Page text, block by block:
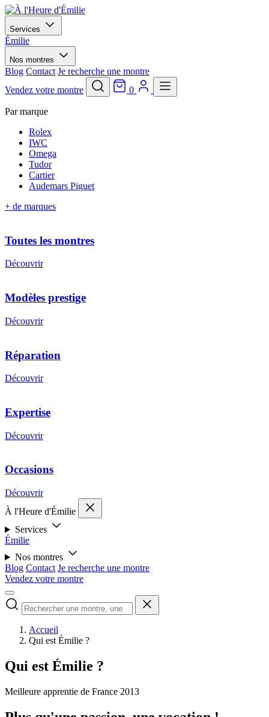
Services
Émilie
Nos montres
Blog Contact Je recherche une montre
Vendez votre montre
0
Par marque
Rolex
IWC
Omega
Tudor
Cartier
Audemars Piguet
+ de marques
Toutes les montres
Découvrir
Modèles prestige
Découvrir
Réparation
Découvrir
Expertise
Découvrir
Occasions
Découvrir
À l'Heure d'Émilie
Services
Émilie
Nos montres
Blog Contact Je recherche une montre
Vendez votre montre
Accueil
Qui est Émilie ?
Qui est Émilie ?
Meilleure apprentie de France 2013